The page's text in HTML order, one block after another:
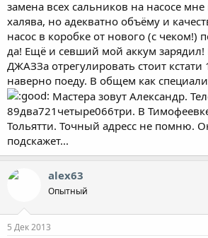
замена всех сальников на насосе
халява, но адекватно объёму и
насос в коробке от нового (с чеком!)
да! Ещё и севший мой аккум зарядил!
ДЖАЗЗа отрегулировать стоит
наверно поеду. В общем как
Мастера зовут Александр.
89два721четыре066три. В
Тольятти. Точный адресс не помню.
подскажет...
alex63
Опытный
5 Дек 2013